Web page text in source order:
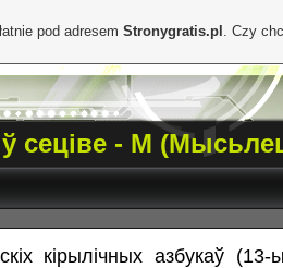
ў сеціве - М
кірылічных азбукаў (13-
pod adresem Stronygratis.pl . Czy